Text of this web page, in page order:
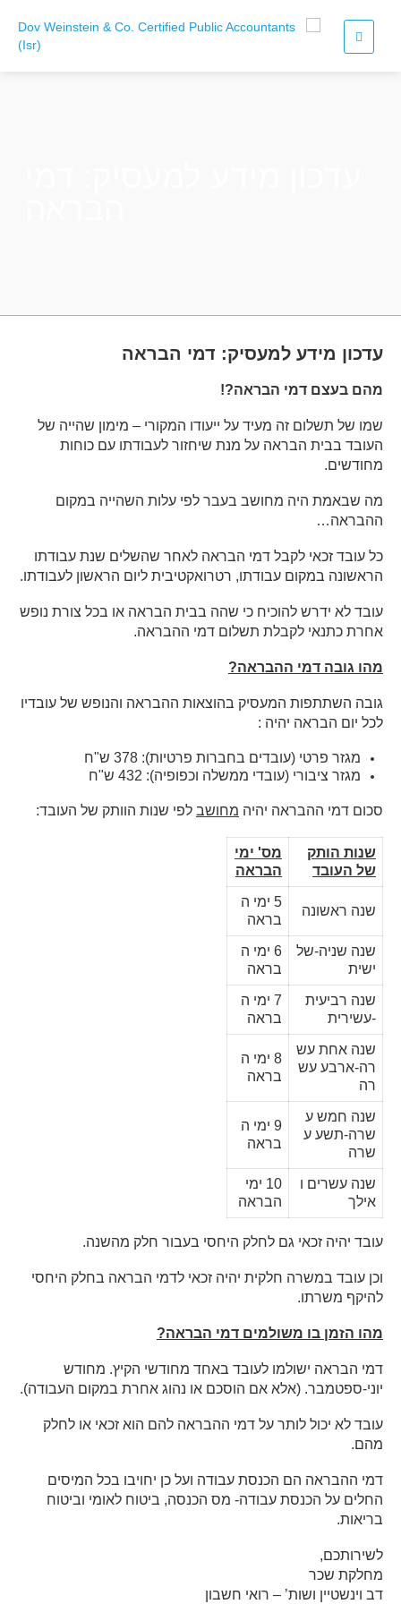
עדכון מידע למעסיק: דמי הבראה
מהם בעצם דמי הבראה?!
שמו של תשלום זה מעיד על ייעודו המקורי – מימון שהייה של
העובד בבית הבראה על מנת שיחזור לעבודתו עם כוחות
מחודשים.
מה שבאמת היה מחושב בעבר לפי עלות השהייה במקום
ההבראה…
כל עובד זכאי לקבל דמי הבראה לאחר שהשלים שנת עבודתו
הראשונה במקום עבודתו, רטרואקטיבית ליום הראשון לעבודתו.
עובד לא ידרש להוכיח כי שהה בבית הבראה או בכל צורת נופש
אחרת כתנאי לקבלת תשלום דמי ההבראה.
מהו גובה דמי ההבראה?
גובה השתתפות המעסיק בהוצאות ההבראה והנופש של עובדיו
לכל יום הבראה יהיה :
מגזר פרטי (עובדים בחברות פרטיות): 378 ש"ח
מגזר ציבורי (עובדי ממשלה וכפופיה): 432 ש"ח
סכום דמי ההבראה יהיה מחושב לפי שנות הוותק של העובד:
שנות הותק
של העובד
מס' ימי
הבראה
שנה ראשונה
5 ימי ה
בראה
שנה שניה-של
ישית
6 ימי ה
בראה
שנה רביעית
-עשירית
7 ימי ה
בראה
שנה אחת עש
רה-ארבע עש
רה
8 ימי ה
בראה
שנה חמש ע
שרה-תשע ע
שרה
9 ימי ה
בראה
שנה עשרים ו
אילך
10 ימי
הבראה
עובד יהיה זכאי גם לחלק היחסי בעבור חלק מהשנה.
וכן עובד במשרה חלקית יהיה זכאי לדמי הבראה בחלק היחסי
להיקף משרתו.
מהו הזמן בו משולמים דמי הבראה?
דמי הבראה ישולמו לעובד באחד מחודשי הקיץ. מחודש
יוני-ספטמבר. (אלא אם הוסכם או נהוג אחרת במקום העבודה).
עובד לא יכול לותר על דמי ההבראה להם הוא זכאי או לחלק
מהם.
דמי ההבראה הם הכנסת עבודה ועל כן יחויבו בכל המיסים
החלים על הכנסת עבודה- מס הכנסה, ביטוח לאומי וביטוח
בריאות.
לשירותכם,
מחלקת שכר
דב וינשטיין ושות’ – רואי חשבון